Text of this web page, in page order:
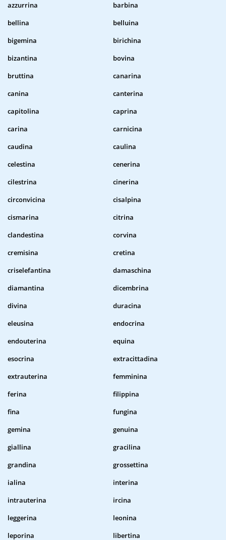
azzurrina
barbina
bellina
belluina
bigemina
birichina
bizantina
bovina
bruttina
canarina
canina
canterina
capitolina
caprina
carina
carnicina
caudina
caulina
celestina
cenerina
cilestrina
cinerina
circonvicina
cisalpina
cismarina
citrina
clandestina
corvina
cremisina
cretina
criselefantina
damaschina
diamantina
dicembrina
divina
duracina
eleusina
endocrina
endouterina
equina
esocrina
extracittadina
extrauterina
femminina
ferina
filippina
fina
fungina
gemina
genuina
giallina
gracilina
grandina
grossettina
ialina
interina
intrauterina
ircina
leggerina
leonina
leporina
libertina